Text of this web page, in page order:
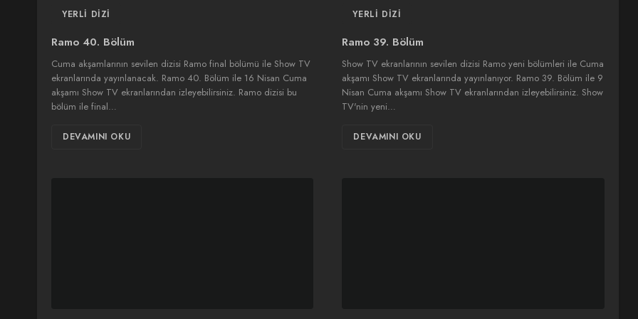
YERLI DIZI
Ramo 40. Bölüm
Cuma akşamlarının sevilen dizisi Ramo final bölümü ile Show TV
ekranlarında yayınlanacak. Ramo 40. Bölüm ile 16 Nisan Cuma
akşamı Show TV ekranlarından izleyebilirsiniz. Ramo dizisi bu
bölüm ile final…
DEVAMINI OKU
YERLI DIZI
Ramo 39. Bölüm
Show TV ekranlarının sevilen dizisi Ramo yeni bölümleri ile Cuma
akşamı Show TV ekranlarında yayınlanıyor. Ramo 39. Bölüm ile 9
Nisan Cuma akşamı Show TV ekranlarından izleyebilirsiniz. Show
TV'nin yeni…
DEVAMINI OKU